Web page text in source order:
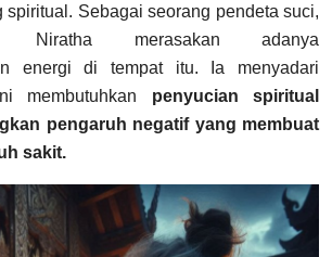
spiritual. Sebagai seorang pendeta suci,
Niratha merasakan adanya
energi di tempat itu. Ia menyadari
membutuhkan penyucian spiritual
pengaruh negatif yang membuat
sakit.